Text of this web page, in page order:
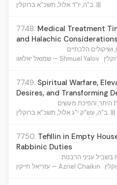
ב"ה, יו"ד אלול, תשכ"א ברוקלין. |||
7748. Medical Treatment
and Halachic Considerations
ושיקולים הלכתיים
שמואל יאלאוו — Shmuel Yalov
7749. Spiritual Warfare,
Desires, and Transforming
היתר, והפיכת מעשים
ב"ה, עש"ק י"ג אלול, תשכ"א ברוקלין. |||
7750. Tefillin in Empty
Rabbinic Duties
בשביל עניני הרבנות
עזריאל חייקין — Azriel Chaikin